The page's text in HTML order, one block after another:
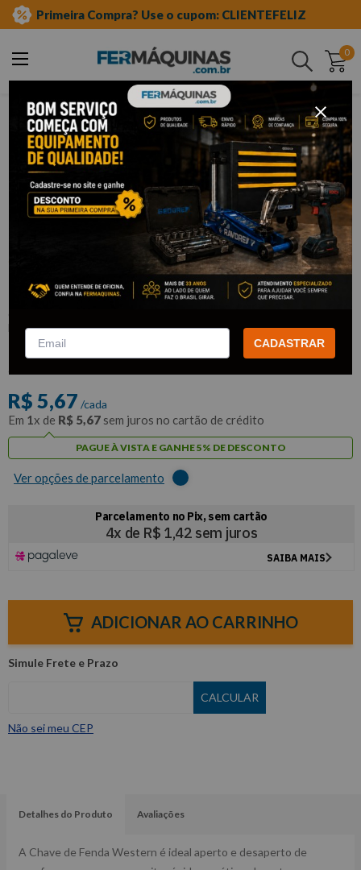
Primeira Compra? Use o cupom: CLIENTEFELIZ
0
Buscar
ferramentas manuais
chave de fenda e phillips
Chave de Fenda 3/16" x 5" - WESTERN
WESTERN
Por:R$5,39/cada
R$ 5,67 /cada
Em 1x de R$ 5,67 sem juros no cartão de crédito
PAGUE À VISTA E GANHE 5% DE DESCONTO
Ver opções de parcelamento
ADICIONAR AO CARRINHO
Não sei meu CEP
Detalhes do Produto Avaliações
A Chave de Fenda Western é ideal aperto e desaperto de
CADASTRAR